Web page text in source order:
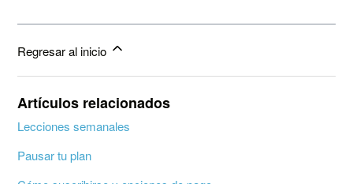
Regresar al inicio
Artículos relacionados
Lecciones semanales
Pausar tu plan